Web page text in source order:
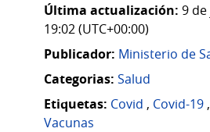
Última actualización: 9
19:02 (UTC+00:00)
Publicador: Ministerio de
Categorias: Salud
Etiquetas: Covid , Covid-19 ,
Vacunas